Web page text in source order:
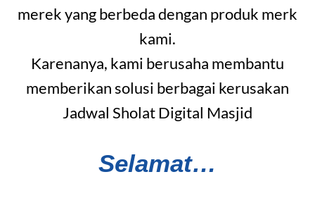
merek yang berbeda dengan produk merk
kami.
Karenanya, kami berusaha membantu
memberikan solusi berbagai kerusakan
Jadwal Sholat Digital Masjid
Selamat…